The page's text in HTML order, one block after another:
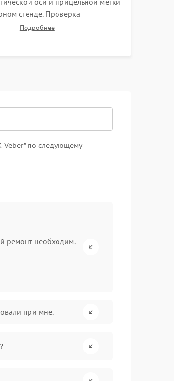
оси и прицельной метки
стенде. Проверка
отдаче на ударном стенде.
Подробнее
Veber” по следующему
ремонт необходим.
при мне.